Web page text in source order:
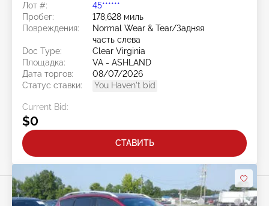
Лот #:
45******
Пробег:
178,628 миль
Повреждения:
Normal Wear & Tear/Задняя
часть слева
Doc Type:
Clear Virginia
Площадка:
VA - ASHLAND
Дата торгов:
08/07/2026
Статус ставки:
You Haven't bid
Current Bid:
$0
СТАВИТЬ